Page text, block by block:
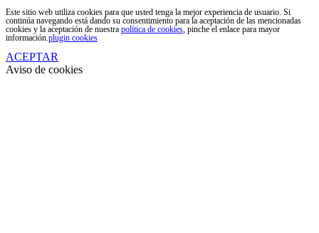
Este sitio web utiliza cookies para que usted tenga la mejor experiencia de usuario. Si
continúa navegando está dando su consentimiento para la aceptación de las mencionadas
cookies y la aceptación de nuestra política de cookies, pinche el enlace para mayor
información.plugin cookies
ACEPTAR
Aviso de cookies